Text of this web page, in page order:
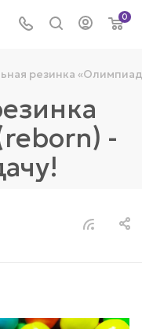
0
резинка
-